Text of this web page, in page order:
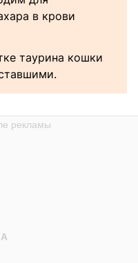
в крови
таурина кошки